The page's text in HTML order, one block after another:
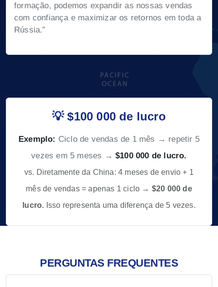
formação, podemos expandir as nossas vendas
com confiança e maximizar os retornos em toda a
Rússia.”
💡 $100 000 de lucro
Exemplo: Ciclo de vendas de 1 mês → repetir 5
vezes em 5 meses →$100 000 de lucro.
vs. Diretamente da China: 4 meses de envio + 1
mês de vendas = apenas 1 ciclo → $20 000 de
lucro. Isso representa uma diferença de 5 vezes.
PERGUNTAS FREQUENTES